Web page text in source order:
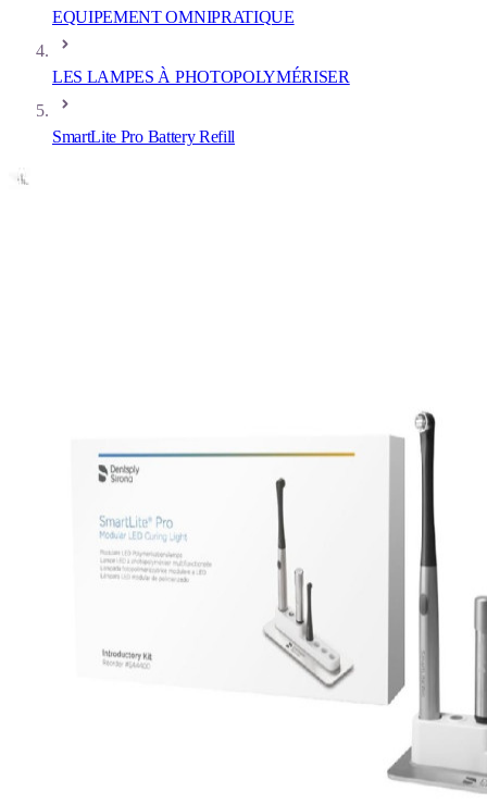
EQUIPEMENT OMNIPRATIQUE
LES LAMPES À PHOTOPOLYMÉRISER
SmartLite Pro Battery Refill